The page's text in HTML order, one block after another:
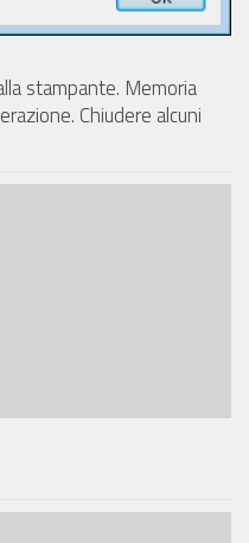
stampante. Memoria
Chiudere alcuni